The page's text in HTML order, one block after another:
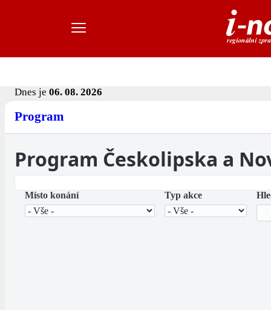
Dnes je 06. 08. 2026
Program
Program Českolipska a
Místo konání Typ akce